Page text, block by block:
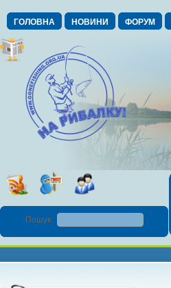
ГОЛОВНА НОВИНИ ФОРУМ
Пошук :